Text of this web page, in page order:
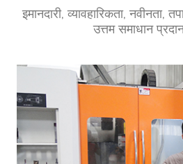
इमानदारी, व्यावहारिकता, नवीनता,
उत्तम समाधान